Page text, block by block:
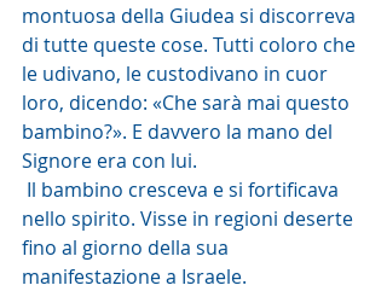
montuosa della Giudea si discorreva
di tutte queste cose. Tutti coloro che
le udivano, le custodivano in cuor
loro, dicendo: «Che sarà mai questo
bambino?». E davvero la mano del
Signore era con lui.
Il bambino cresceva e si fortificava
nello spirito. Visse in regioni deserte
fino al giorno della sua
manifestazione a Israele.